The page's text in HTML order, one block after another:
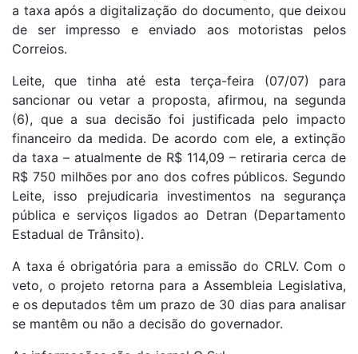
a taxa após a digitalização do documento, que deixou
de ser impresso e enviado aos motoristas pelos
Correios.
Leite, que tinha até esta terça-feira (07/07) para
sancionar ou vetar a proposta, afirmou, na segunda
(6), que a sua decisão foi justificada pelo impacto
financeiro da medida. De acordo com ele, a extinção
da taxa – atualmente de R$ 114,09 – retiraria cerca de
R$ 750 milhões por ano dos cofres públicos. Segundo
Leite, isso prejudicaria investimentos na segurança
pública e serviços ligados ao Detran (Departamento
Estadual de Trânsito).
A taxa é obrigatória para a emissão do CRLV. Com o
veto, o projeto retorna para a Assembleia Legislativa,
e os deputados têm um prazo de 30 dias para analisar
se mantêm ou não a decisão do governador.